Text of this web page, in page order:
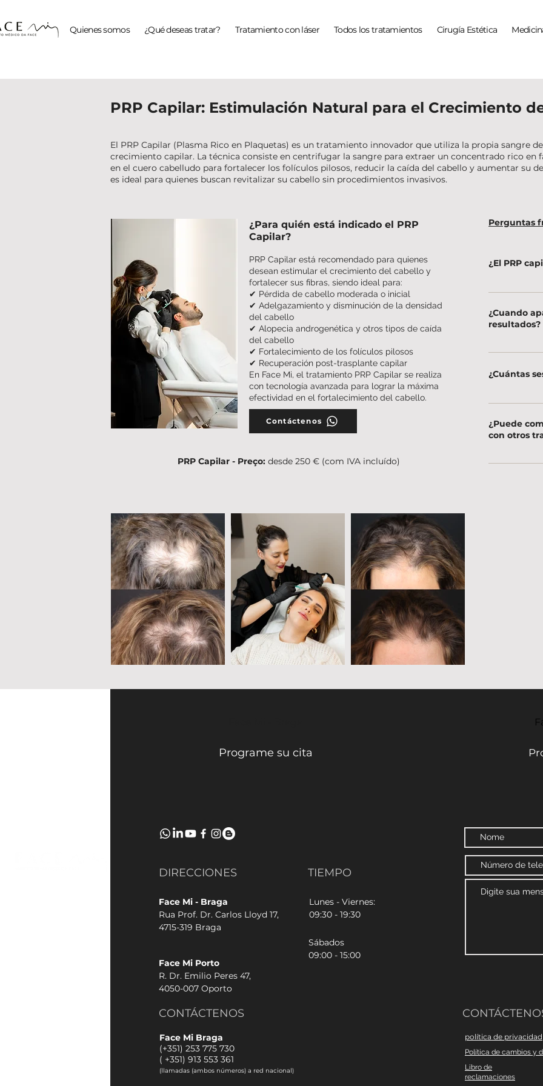
Quienes somos ¿Qué deseas tratar? Tratamiento con láser Todos los tratamientos Cirugía Estética
PRP Capilar: Estimulación Natural para el Crecimiento
El PRP Capilar (Plasma Rico en Plaquetas) es un tratamiento innovador que utiliza la propia sangre
crecimiento capilar. La técnica consiste en centrifugar la sangre para extraer un concentrado rico en
en el cuero cabelludo para fortalecer los folículos pilosos, reducir la caída del cabello y aumentar su
es ideal para quienes buscan revitalizar su cabello sin procedimientos invasivos.
¿Para quién está indicado el PRP
Capilar?
PRP Capilar está recomendado para quienes
desean estimular el crecimiento del cabello y
fortalecer sus fibras, siendo ideal para:
✔ Pérdida de cabello moderada o inicial
✔ Adelgazamiento y disminución de la densidad
del cabello
✔ Alopecia androgenética y otros tipos de caída
del cabello
✔ Fortalecimiento de los folículos pilosos
✔ Recuperación post-trasplante capilar
En Face Mi, el tratamiento PRP Capilar se realiza
con tecnología avanzada para lograr la máxima
efectividad en el fortalecimiento del cabello.
Contáctenos
PRP Capilar - Preço: desde 250 € (com IVA incluído)
Perguntas
¿El PRP
Las molestias
comodidad
¿Cuando
resultados?
Las mejoras
un crecimiento
¿Cuántas
Por lo general
necesidades
¿Puede
con otros
¡Sí! Se puede
Programe su cita
DIRECCIONES TIEMPO
Face Mi - Braga
Rua Prof. Dr. Carlos Lloyd 17,
4715-319 Braga
Lunes - Viernes:
09:30 - 19:30
Sábados
09:00 - 15:00
Face Mi Porto
R. Dr. Emilio Peres 47,
4050-007 Oporto
CONTÁCTENOS
Face Mi Braga
(+351) 253 775 730
( +351) 913 553 361
(llamadas (ambos números) a red nacional)
política de privacidad
Política de cambios y
Libro de
reclamaciones